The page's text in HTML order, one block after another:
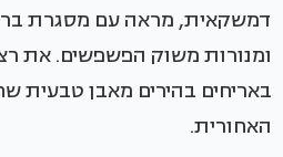
דמשקאית, מראה עם מסגרת
ומנורות משוק הפשפשים. את
באריחים בהירים מאבן טבעית
האחורית.